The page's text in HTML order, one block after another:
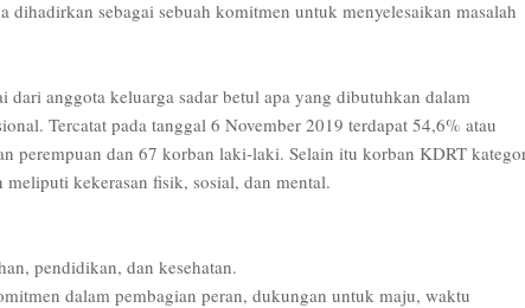
dihadirkan sebagai sebuah komitmen untuk menyelesaikan masalah
anggota keluarga sadar betul apa yang dibutuhkan dalam
Tercatat pada tanggal 6 November 2019 terdapat 54,6% atau
perempuan dan 67 korban laki-laki. Selain itu korban KDRT
kekerasan fisik, sosial, dan mental.
pendidikan, dan kesehatan.
dalam pembagian peran, dukungan untuk maju, waktu